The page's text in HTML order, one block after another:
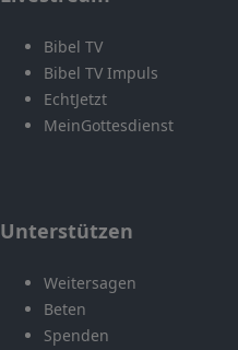
Bibel TV
Bibel TV Impuls
EchtJetzt
MeinGottesdienst
Unterstützen
Weitersagen
Beten
Spenden